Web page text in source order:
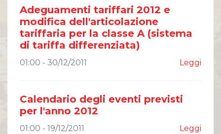
Azionisti
Modello Organizzativo
Linee Guida del
Gruppo ASPI
Eventi e
documentazione
disponibile
Bilanci e relazioni
intermedie
ETHICS OFFICE
Adeguamenti tariffari 2012 e
modifica dell'articolazione
tariffaria per la classe A (sistema
di tariffa differenziata)
01:00 - 30/12/2011 Leggi
Calendario degli eventi previsti
per l'anno 2012
01:00 - 19/12/2011 Leggi